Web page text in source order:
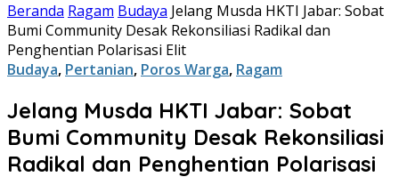
Beranda Ragam Budaya Jelang Musda HKTI Jabar: Sobat
Bumi Community Desak Rekonsiliasi Radikal dan
Penghentian Polarisasi Elit
Budaya, Pertanian, Poros Warga, Ragam
Jelang Musda HKTI Jabar: Sobat
Bumi Community Desak Rekonsiliasi
Radikal dan Penghentian Polarisasi